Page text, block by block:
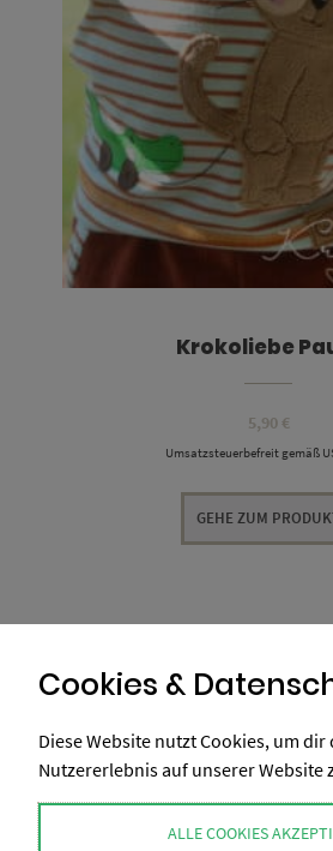
Krokoliebe
5,90 €
Umsatzsteuerbefreit gemäß
GEHE ZUM
Cookies &
Diese Website nutzt Cookies, um
Nutzererlebnis auf unserer Website
ALLE COOKIES